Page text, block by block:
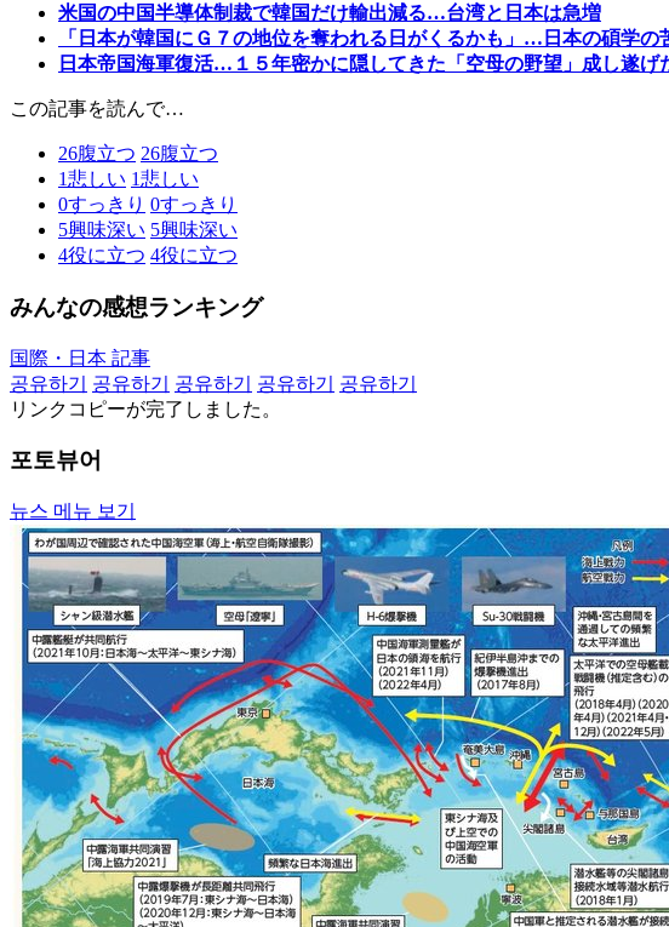
米国の中国半導体制裁で韓国だけ輸出減る…台湾と日本は急増
「日本が韓国にＧ７の地位を奪われる日がくるかも」…日本の碩学の
日本帝国海軍復活…１５年密かに隠してきた「空母の野望」成し遂げ
この記事を読んで…
26腹立つ 26腹立つ
1悲しい 1悲しい
0すっきり 0すっきり
5興味深い 5興味深い
4役に立つ 4役に立つ
みんなの感想ランキング
国際・日本 記事
공유하기
공유하기 공유하기 공유하기
공유하기
リンクコピーが完了しました。
포토뷰어
뉴스 메뉴 보기